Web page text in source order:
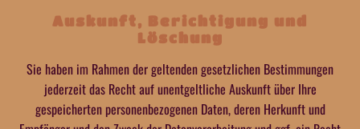
Auskunft, Berichtigung und
Löschung
Sie haben im Rahmen der geltenden gesetzlichen Bestimmungen
jederzeit das Recht auf unentgeltliche Auskunft über Ihre
gespeicherten personenbezogenen Daten, deren Herkunft und